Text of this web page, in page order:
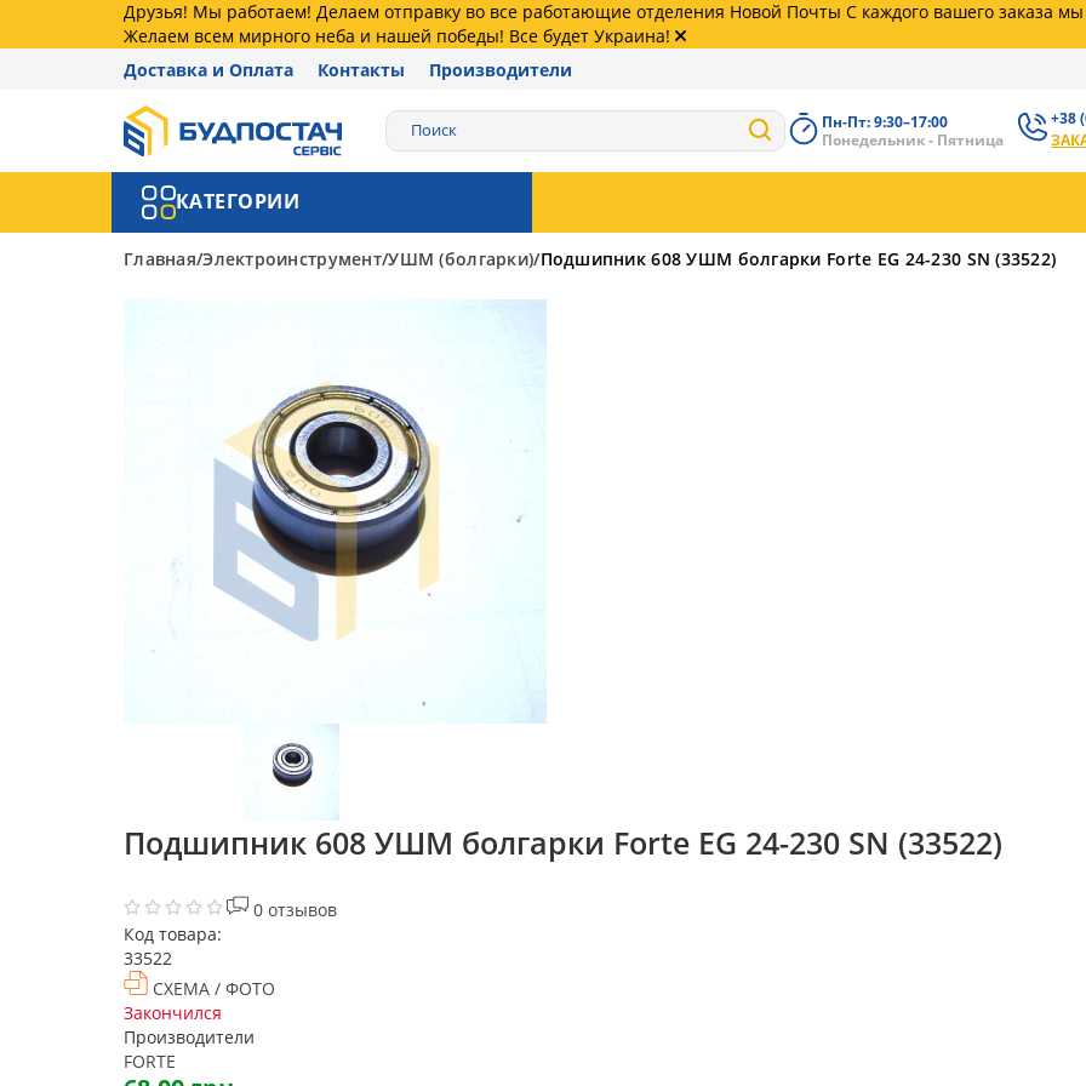
Друзья! Мы работаем! Делаем отправку во все работающие отделения Новой Почты С каждого вашего заказа
Желаем всем мирного неба и нашей победы! Все будет Украина!
Доставка и Оплата
Контакты Производители
Пн-Пт: 9:30–17:00
Понедельник - Пятница
+38
+38
62
+38
КАТЕГОРИИ
Главная Электроинструмент УШМ (болгарки) Подшипник 608 УШМ болгарки Forte EG 24-230 SN (33522)
Подшипник 608 УШМ болгарки Forte EG 24-230 SN (33522)
0 отзывов
Код товара:
33522
СХЕМА / ФОТО
Закончился
Производители
FORTE